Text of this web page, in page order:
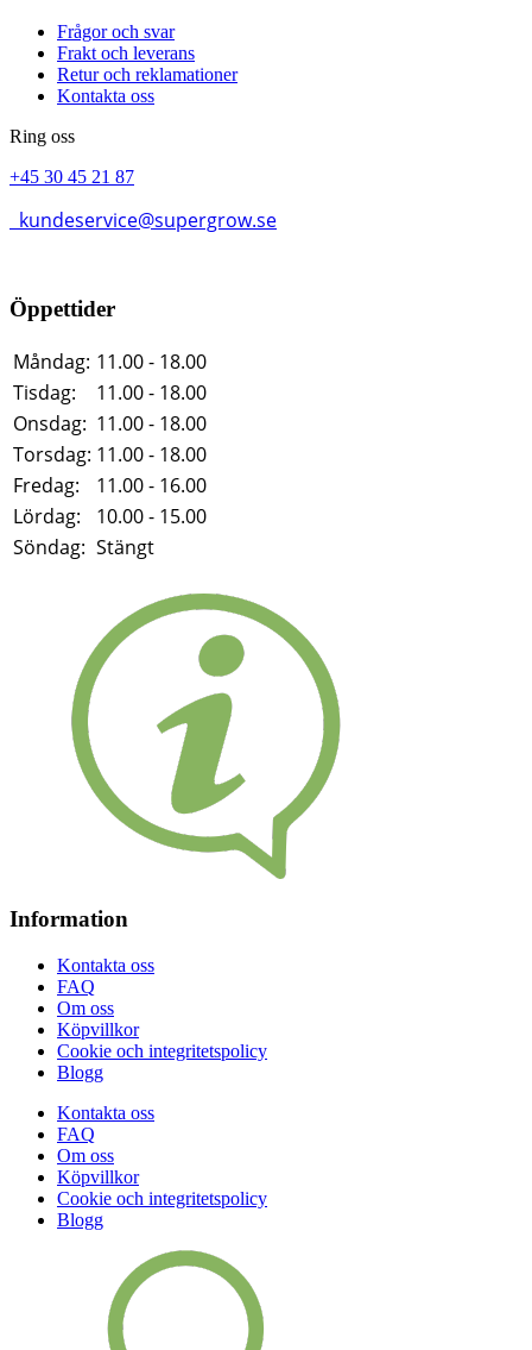
Frågor och svar
Frakt och leverans
Retur och reklamationer
Kontakta oss
Ring oss
+45 30 45 21 87
kundeservice@supergrow.se
Öppettider
Måndag: 11.00 - 18.00
Tisdag:
11.00 - 18.00
Onsdag: 11.00 - 18.00
Torsdag: 11.00 - 18.00
Fredag:
11.00 - 16.00
Lördag:
10.00 - 15.00
Söndag: Stängt
Information
Kontakta oss
FAQ
Om oss
Köpvillkor
Cookie och integritetspolicy
Blogg
Kontakta oss
FAQ
Om oss
Köpvillkor
Cookie och integritetspolicy
Blogg